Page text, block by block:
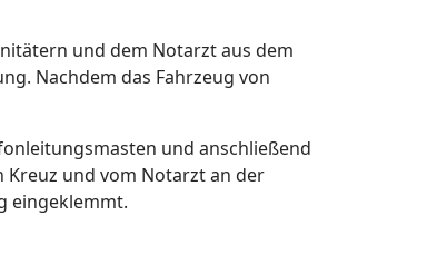
und dem Notarzt aus dem
Nachdem das Fahrzeug von
und anschließend
Kreuz und vom Notarzt an der
eingeklemmt.